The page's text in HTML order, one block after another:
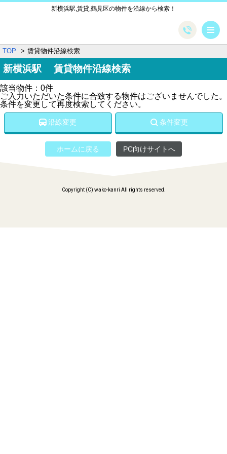
新横浜駅,賃貸,鶴見区の物件を沿線から検索！
TOP 賃貸物件沿線検索
新横浜駅 賃貸物件沿線検索
該当物件：0件
ご入力いただいた条件に合致する物件はございませんでした。
条件を変更して再度検索してください。
沿線変更 条件変更
ホームに戻る PC向けサイトへ
Copyright (C) wako-kanri All rights reserved.